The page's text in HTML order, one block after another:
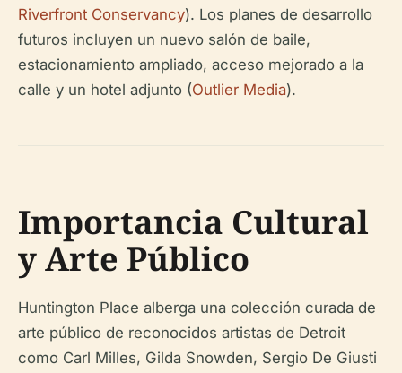
Riverfront Conservancy). Los planes de desarrollo
futuros incluyen un nuevo salón de baile,
estacionamiento ampliado, acceso mejorado a la
calle y un hotel adjunto (Outlier Media).
Importancia Cultural
y Arte Público
Huntington Place alberga una colección curada de
arte público de reconocidos artistas de Detroit
como Carl Milles, Gilda Snowden, Sergio De Giusti